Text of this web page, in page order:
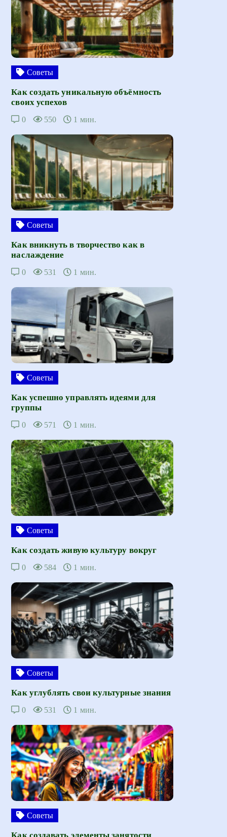
Советы
Как создать уникальную объёмность
своих успехов
0 550 1 мин.
Советы
Как вникнуть в творчество как в
наслаждение
0 531 1 мин.
Советы
Как успешно управлять идеями для
группы
0 571 1 мин.
Советы
Как создать живую культуру вокруг
0 584 1 мин.
Советы
Как углублять свои культурные знания
0 531 1 мин.
Советы
Как создавать элементы занятости